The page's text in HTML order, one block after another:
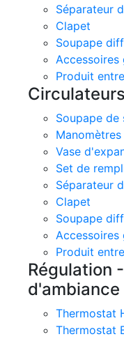
Séparateur
Clapet
Soupape
Accessoires
Produit
Soupape de
Vase
Set de
Séparateur
Clapet
Soupape
Accessoires
Produit
Régulation
d'ambiance
Thermostat
Thermostat